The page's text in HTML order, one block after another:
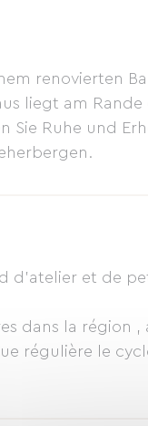
renovierten
liegt am
Sie Ruhe und
d'atelier et de
dans la région ,
régulière le